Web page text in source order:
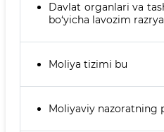
Davlat organlari va
bo‘yicha lavozim
Moliya tizimi bu
Moliyaviy nazoratning